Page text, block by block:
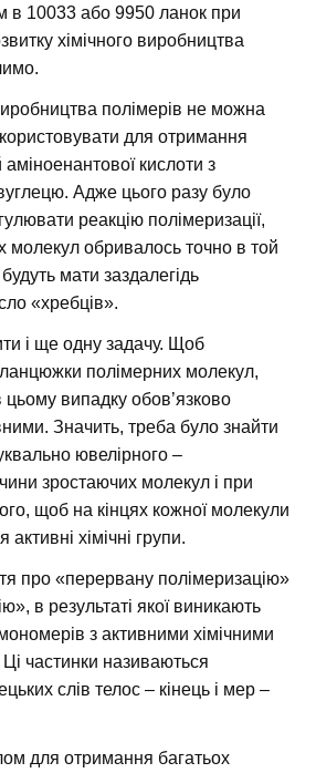
в 10033 або 9950 ланок при
хімічного виробництва
полімерів не можна
для отримання
аміноенантової кислоти з
Адже цього разу було
реакцію полімеризації,
молекул обривалось точно в той
мати заздалегідь
«хребців».
і ще одну задачу. Щоб
ланцюжки полімерних молекул,
цьому випадку обов’язково
Значить, треба було знайти
ювелірного –
зростаючих молекул і при
щоб на кінцях кожної молекули
хімічні групи.
про «перервану полімеризацію»
в результаті якої виникають
з активними хімічними
частинки називаються
слів телос – кінець і мер –
для отримання багатьох